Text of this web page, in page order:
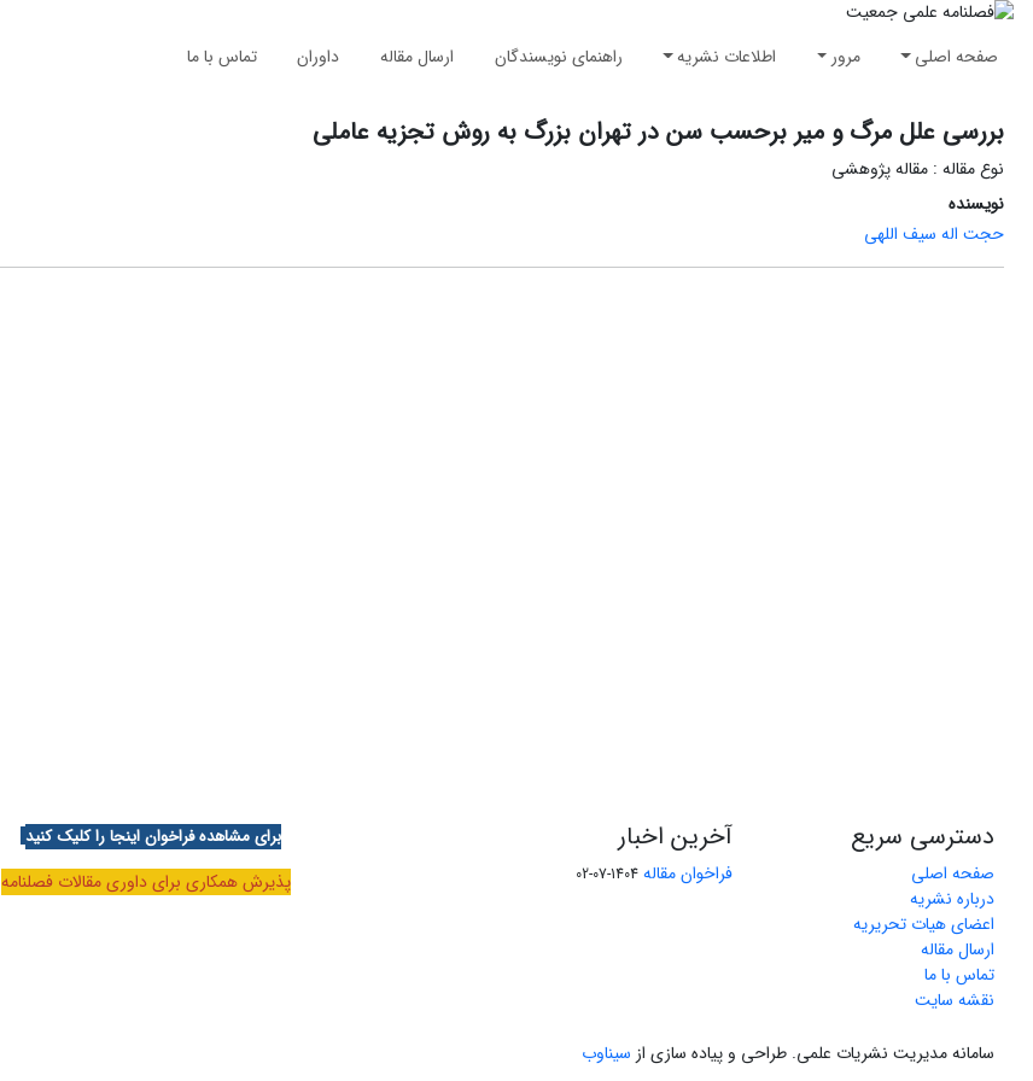
صفحه اصلی مرور اطلاعات نشریه راهنمای نویسندگان ارسال مقاله داوران تماس با ما
بررسی علل مرگ و میر برحسب سن در تهران بزرگ به روش تجزیه عاملی
نوع مقاله : مقاله پژوهشی
نویسنده
حجت اله سیف اللهی
دسترسی سریع
صفحه اصلی
درباره نشریه
اعضای هیات تحریریه
ارسال مقاله
تماس با ما
نقشه سایت
آخرین اخبار
فراخوان مقاله 1404-07-02
برای مشاهده فراخوان اینجا را کلیک کنید
پذیرش همکاری برای داوری مقالات فصلنامه
سامانه مدیریت نشریات علمی. طراحی و پیاده سازی از سیناوب